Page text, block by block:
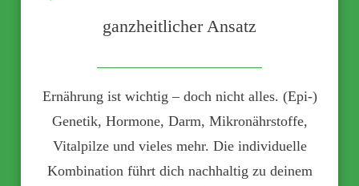
ganzheitlicher Ansatz
Ernährung ist wichtig – doch nicht alles. (Epi-)
Genetik, Hormone, Darm, Mikronährstoffe,
Vitalpilze und vieles mehr. Die individuelle
Kombination führt dich nachhaltig zu deinem